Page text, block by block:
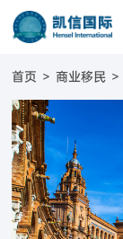
首页 > 商业移民 >